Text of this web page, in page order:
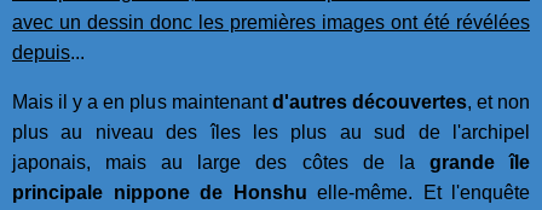
avec un dessin donc les premières images ont été révélées
depuis...
Mais il y a en plus maintenantd'autres découvertes, et non
plus au niveau des îles les plus au sud de l'archipel
japonais, mais au large des côtes de la grande île
principale nippone de Honshu elle-même. Et l'enquête